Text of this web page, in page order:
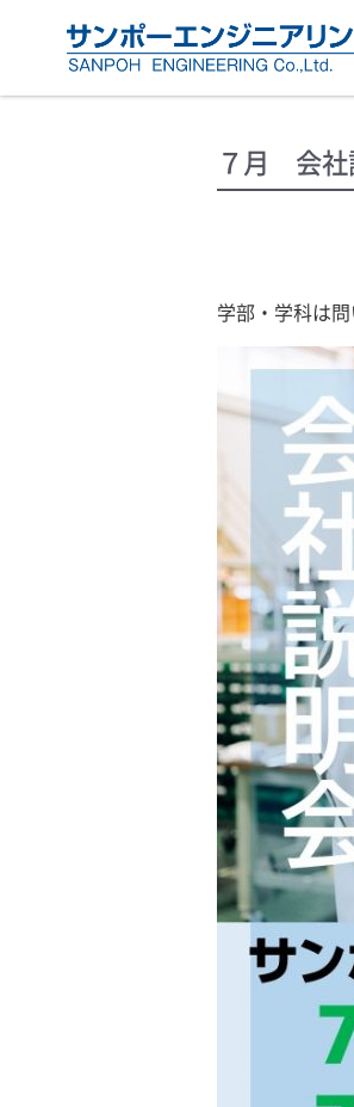
７月 会社
学部・学科は